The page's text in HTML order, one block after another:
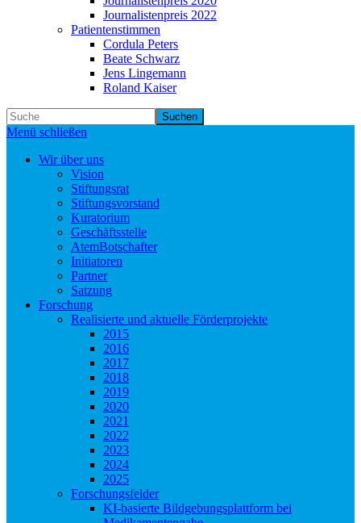
Journalistenpreis 2022
Patientenstimmen
Cordula Peters
Beate Schwarz
Jens Lingemann
Roland Kaiser
Suchen
Menü schließen
Wir über uns
Vision
Stiftungsrat
Stiftungsvorstand
Kuratorium
Geschäftsstelle
AtemBotschafter
Initiatoren
Partner
Satzung
Forschung
Realisierte und aktuelle Förderprojekte
2015
2016
2017
2018
2019
2020
2021
2022
2023
2024
2025
Forschungsfelder
KI-basierte Bildgebungsplattform bei